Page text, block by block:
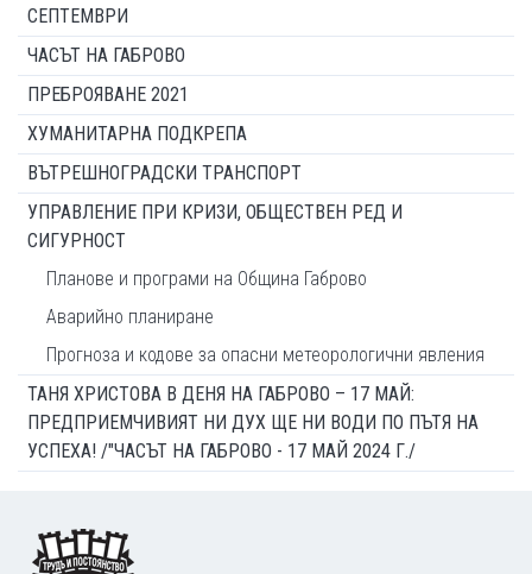
СЕПТЕМВРИ
ЧАСЪТ НА ГАБРОВО
ПРЕБРОЯВАНЕ 2021
ХУМАНИТАРНА ПОДКРЕПА
ВЪТРЕШНОГРАДСКИ ТРАНСПОРТ
УПРАВЛЕНИЕ ПРИ КРИЗИ, ОБЩЕСТВЕН РЕД И
СИГУРНОСТ
Планове и програми на Община Габрово
Аварийно планиране
Прогноза и кодове за опасни метеорологични явления
ТАНЯ ХРИСТОВА В ДЕНЯ НА ГАБРОВО – 17 МАЙ:
ПРЕДПРИЕМЧИВИЯТ НИ ДУХ ЩЕ НИ ВОДИ ПО ПЪТЯ НА
УСПЕХА! /"ЧАСЪТ НА ГАБРОВО - 17 МАЙ 2024 Г./
Footer